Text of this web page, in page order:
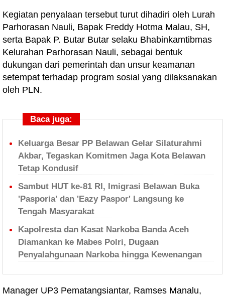
Kegiatan penyalaan tersebut turut dihadiri oleh Lurah
Parhorasan Nauli, Bapak Freddy Hotma Malau, SH,
serta Bapak P. Butar Butar selaku Bhabinkamtibmas
Kelurahan Parhorasan Nauli, sebagai bentuk
dukungan dari pemerintah dan unsur keamanan
setempat terhadap program sosial yang dilaksanakan
oleh PLN.
Baca juga:
Keluarga Besar PP Belawan Gelar Silaturahmi
Akbar, Tegaskan Komitmen Jaga Kota Belawan
Tetap Kondusif
Sambut HUT ke-81 RI, Imigrasi Belawan Buka
'Pasporia' dan 'Eazy Paspor' Langsung ke
Tengah Masyarakat
Kapolresta dan Kasat Narkoba Banda Aceh
Diamankan ke Mabes Polri, Dugaan
Penyalahgunaan Narkoba hingga Kewenangan
Manager UP3 Pematangsiantar, Ramses Manalu,